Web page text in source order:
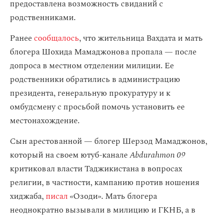
предоставлена возможность свиданий с
родственниками.
Ранеесообщалось, что жительница Вахдата и мать
блогера Шохида Мамаджонова пропала — после
допроса в местном отделении милиции. Ее
родственники обратились в администрацию
президента, генеральную прокуратуру и к
омбудсмену с просьбой помочь установить ее
местонахождение.
Сын арестованной — блогер Шерзод Мамаджонов,
который на своем ютуб-каналеAbdurahmon 09
критиковал власти Таджикистана в вопросах
религии, в частности, кампанию против ношения
хиджаба,писал«Озоди». Мать блогера
неоднократно вызывали в милицию и ГКНБ, а в